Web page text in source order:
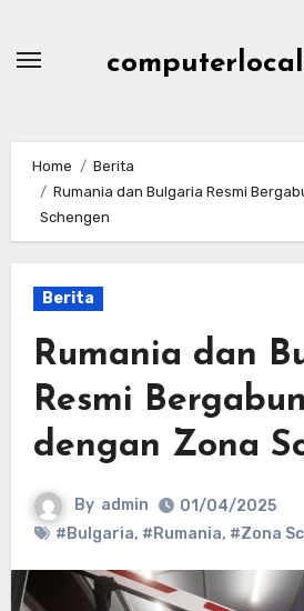
Home
Berita
Rumania dan Bulgaria Resmi
Schengen
Berita
Rumania dan
Resmi
dengan Zona
By admin
01/04/2025
#Bulgaria, #Rumania, #Zona